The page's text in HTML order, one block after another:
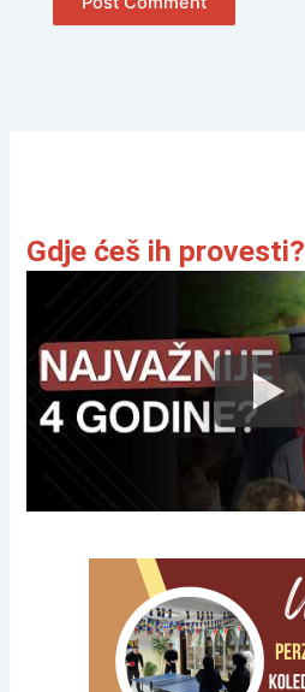
Gdje ćeš ih provesti?